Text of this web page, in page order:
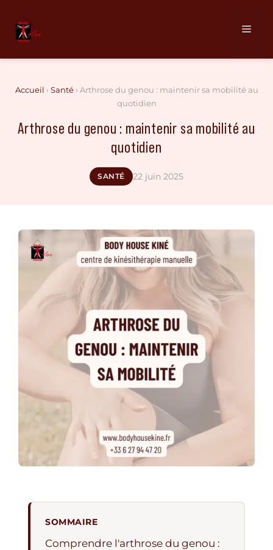
contenu
Accueil › Santé › Arthrose du genou : maintenir sa mobilité au
quotidien
Arthrose du genou : maintenir sa mobilité au
quotidien
SANTÉ 22 juin 2025
SOMMAIRE
Comprendre l'arthrose du genou :